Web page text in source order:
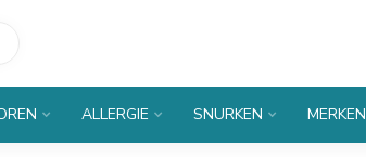
ALLERGIE SNURKEN MERKEN